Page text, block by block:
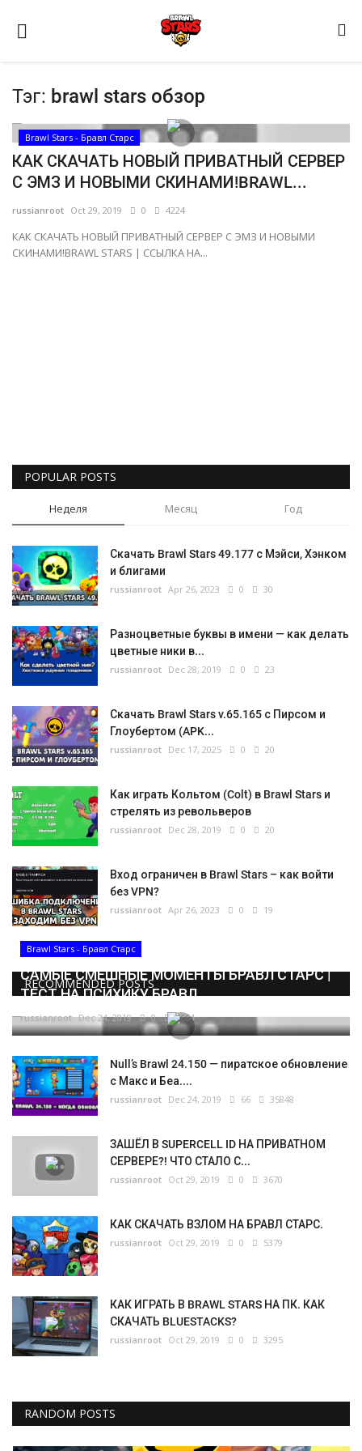
Contact
Русский
Тэг: brawl stars обзор
Brawl Stars - Бравл Старс
КАК СКАЧАТЬ НОВЫЙ ПРИВАТНЫЙ СЕРВЕР
С ЭМЗ И НОВЫМИ СКИНАМИ!BRAWL...
russianroot Oct 29, 2019 0 4224
КАК СКАЧАТЬ НОВЫЙ ПРИВАТНЫЙ СЕРВЕР С ЭМЗ И НОВЫМИ
СКИНАМИ!BRAWL STARS | ССЫЛКА НА...
POPULAR POSTS
Неделя Месяц Год
Скачать Brawl Stars 49.177 с Мэйси, Хэнком
и блигами
russianroot Apr 26, 2023 0 30
Разноцветные буквы в имени — как делать
цветные ники в...
russianroot Dec 28, 2019 0 23
Скачать Brawl Stars v.65.165 с Пирсом и
Глоубертом (APK...
russianroot Dec 17, 2025 0 20
Как играть Кольтом (Colt) в Brawl Stars и
стрелять из револьверов
russianroot Dec 28, 2019 0 20
Вход ограничен в Brawl Stars – как войти
без VPN?
russianroot Apr 26, 2023 0 19
RECOMMENDED POSTS
Brawl Stars - Бравл Старс
САМЫЕ СМЕШНЫЕ МОМЕНТЫ БРАВЛ СТАРС |
ТЕСТ НА ПСИХИКУ БРАВЛ...
russianroot Dec 24, 2019 0 5664
Null’s Brawl 24.150 — пиратское обновление
с Макс и Беа....
russianroot Dec 24, 2019 66 35848
ЗАШЁЛ В SUPERCELL ID НА ПРИВАТНОМ
СЕРВЕРЕ?! ЧТО СТАЛО С...
russianroot Oct 29, 2019 0 3670
КАК СКАЧАТЬ ВЗЛОМ НА БРАВЛ СТАРС.
russianroot Oct 29, 2019 0 5379
КАК ИГРАТЬ В BRAWL STARS НА ПК. КАК
СКАЧАТЬ BLUESTACKS?
russianroot Oct 29, 2019 0 3295
RANDOM POSTS